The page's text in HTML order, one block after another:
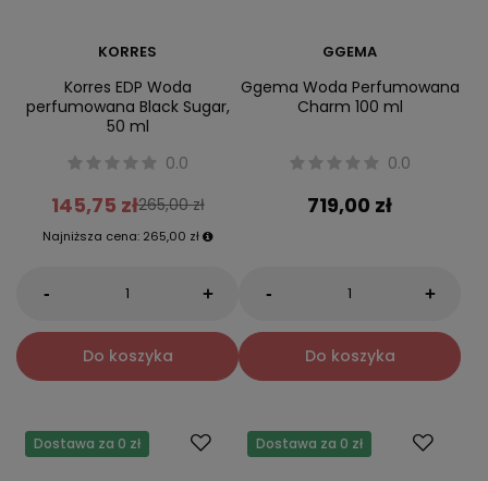
KORRES
Korres EDP Woda
perfumowana Black Sugar,
50 ml
0.0
145,75 zł265,00 zł
Najniższa cena: 265,00 zł
- +
Do koszyka
GGEMA
Ggema Woda Perfumowana
Charm 100 ml
0.0
719,00 zł
- +
Do koszyka
Dostawa za 0 zł Dostawa za 0 zł